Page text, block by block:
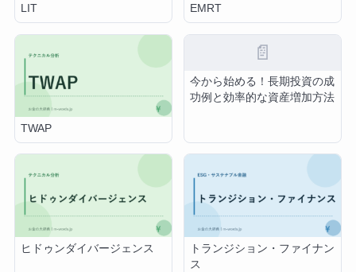
LIT EMRT
TWAP
📄
今から始める！長期投資の成
功例と効率的な資産増加方法
ヒドゥンダイバージェンス
トランジション・ファイナン
ス